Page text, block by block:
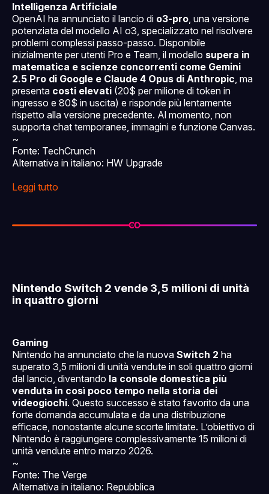
Intelligenza Artificiale
OpenAI ha annunciato il lancio di o3-pro, una versione
potenziata del modello AI o3, specializzato nel risolvere
problemi complessi passo-passo. Disponibile
inizialmente per utenti Pro e Team, il modello supera in
matematica e scienze concorrenti come Gemini
2.5 Pro di Google e Claude 4 Opus di Anthropic, ma
presenta costi elevati (20$ per milione di token in
ingresso e 80$ in uscita) e risponde più lentamente
rispetto alla versione precedente. Al momento, non
supporta chat temporanee, immagini e funzione Canvas.
~
Fonte: TechCrunch
Alternativa in italiano: HW Upgrade
Leggi tutto
Nintendo Switch 2 vende 3,5 milioni di unità
in quattro giorni
Gaming
Nintendo ha annunciato che la nuova Switch 2 ha
superato 3,5 milioni di unità vendute in soli quattro giorni
dal lancio, diventando la console domestica più
venduta in così poco tempo nella storia dei
videogiochi. Questo successo è stato favorito da una
forte domanda accumulata e da una distribuzione
efficace, nonostante alcune scorte limitate. L’obiettivo di
Nintendo è raggiungere complessivamente 15 milioni di
unità vendute entro marzo 2026.
~
Fonte: The Verge
Alternativa in italiano: Repubblica